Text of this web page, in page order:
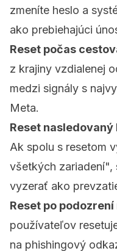
zmeníte heslo a
ako prebiehajúci
Reset počas
z krajiny vzdialenej
medzi signály s
Meta.
Reset
Ak spolu s resetom
všetkých zariadení",
vyzerať ako
Reset po
používateľov
na phishingový